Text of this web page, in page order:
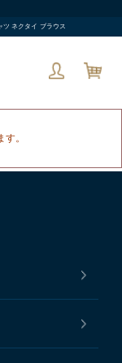
ツ ネクタイ ブラウス
。